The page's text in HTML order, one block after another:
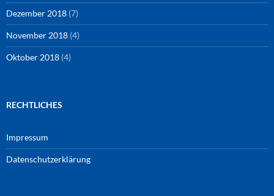
Dezember 2018 (7)
November 2018 (4)
Oktober 2018 (4)
RECHTLICHES
Impressum
Datenschutzerklärung